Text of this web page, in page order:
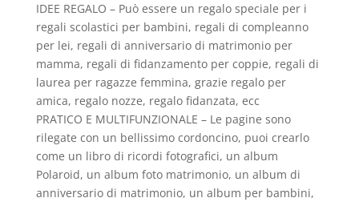
IDEE REGALO – Può essere un regalo speciale per i
regali scolastici per bambini, regali di compleanno
per lei, regali di anniversario di matrimonio per
mamma, regali di fidanzamento per coppie, regali di
laurea per ragazze femmina, grazie regalo per
amica, regalo nozze, regalo fidanzata, ecc
PRATICO E MULTIFUNZIONALE – Le pagine sono
rilegate con un bellissimo cordoncino, puoi crearlo
come un libro di ricordi fotografici, un album
Polaroid, un album foto matrimonio, un album di
anniversario di matrimonio, un album per bambini,